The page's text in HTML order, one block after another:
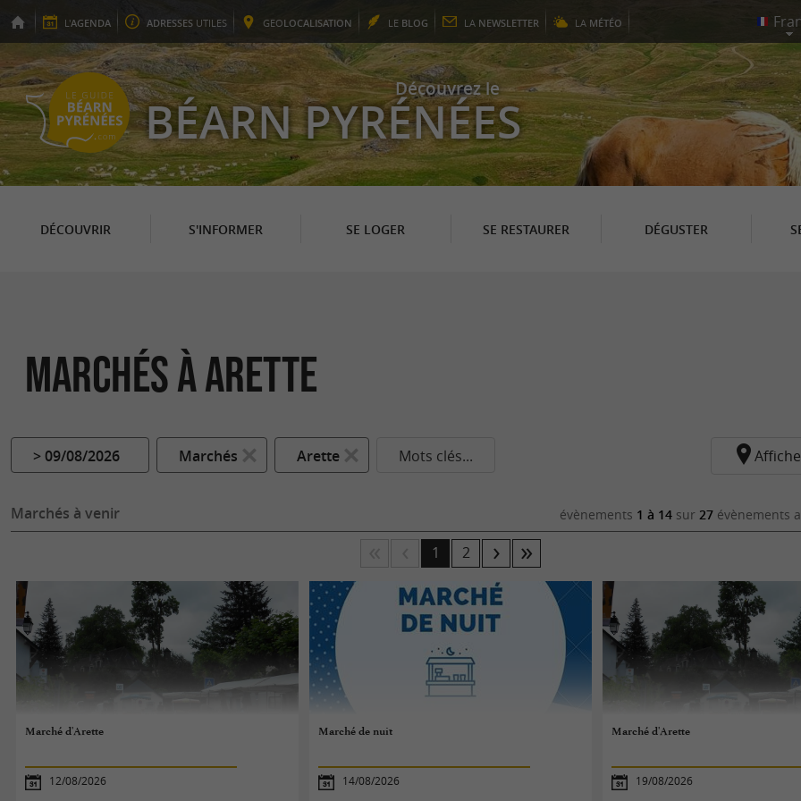
L'AGENDA ADRESSES UTILES GEOLOCALISATION LE BLOG LA NEWSLETTER LA MÉTÉO
Découvrez le
BÉARN PYRÉNÉES
DÉCOUVRIR S'INFORMER SE LOGER SE RESTAURER DÉGUSTER
Marchés à Arette
> 09/08/2026 Marchés Arette Mots clés...
Marchés à venir évènements 1 à 14 sur 27 évènements
1 2
Marché d'Arette
12/08/2026
Marché de nuit
14/08/2026
Marché d'Arette
19/08/2026